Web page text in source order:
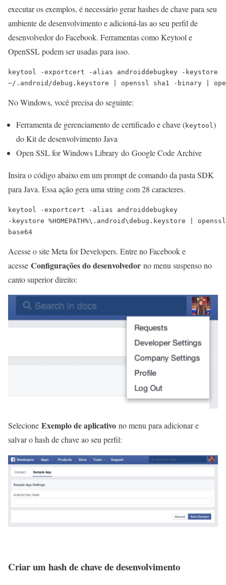
executar os exemplos, é necessário gerar hashes de chave para seu
ambiente de desenvolvimento e adicioná-las ao seu perfil de
desenvolvedor do Facebook. Ferramentas como Keytool e
OpenSSL podem ser usadas para isso.
keytool -exportcert -alias androiddebugkey -keystore
No Windows, você precisa do seguinte:
Ferramenta de gerenciamento de certificado e chave (keytool )
do Kit de desenvolvimento Java
Open SSL for Windows Library do Google Code Archive
Insira o código abaixo em um prompt de comando da pasta SDK
para Java. Essa ação gera uma string com 28 caracteres.
keytool -exportcert -alias androiddebugkey
-keystore %HOMEPATH%\.android\debug.keystore |
base64
Acesse o site Meta for Developers. Entre no Facebook e
acesse Configurações do desenvolvedor no menu suspenso no
canto superior direito:
Selecione Exemplo de aplicativo no menu para adicionar e
salvar o hash de chave ao seu perfil:
Criar um hash de chave de desenvolvimento